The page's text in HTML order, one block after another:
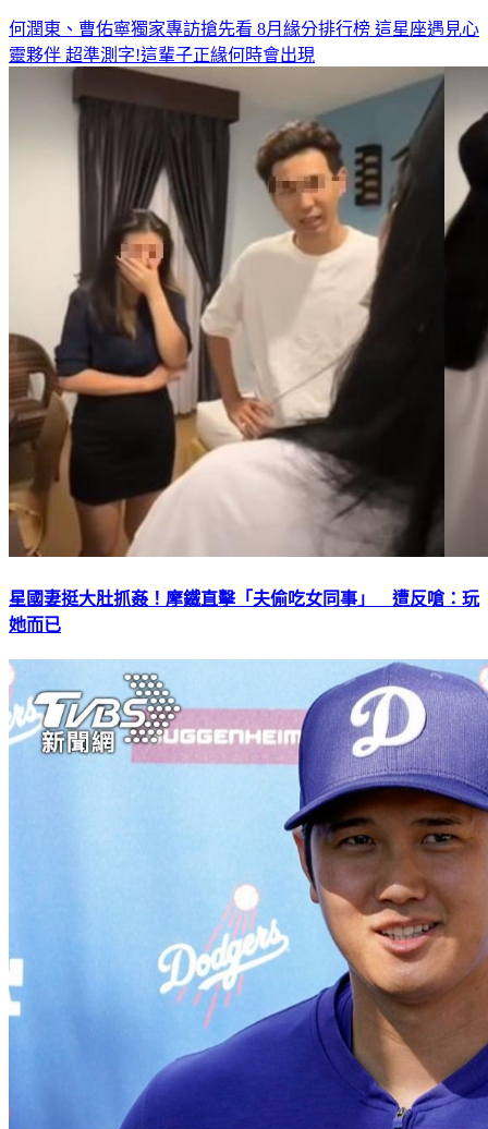
何潤東、曹佑寧獨家專訪搶先看 8月緣分排行榜 這星座遇見心
靈夥伴 超準測字!這輩子正緣何時會出現
星國妻挺大肚抓姦！摩鐵直擊「夫偷吃女同事」 遭反嗆：玩
她而已